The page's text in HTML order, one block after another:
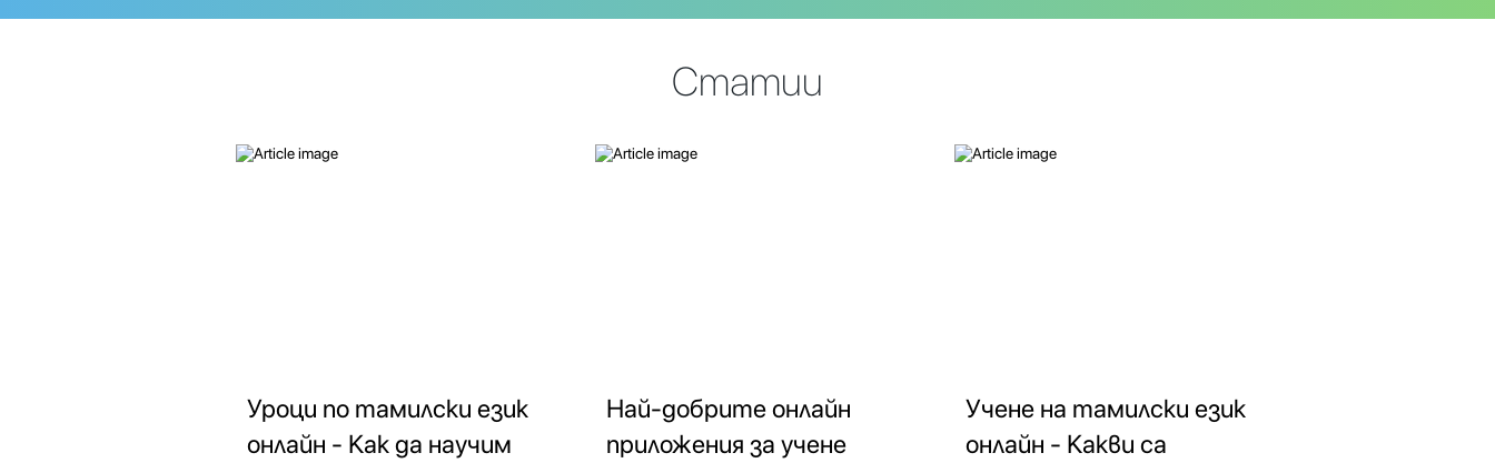
Статии
Уроци по тамилски език
онлайн - Как да научим
Най-добрите онлайн
приложения за учене
Учене на тамилски език
онлайн - Какви са